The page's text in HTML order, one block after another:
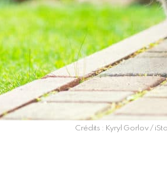
Crédits : Kyryl Gorlov /